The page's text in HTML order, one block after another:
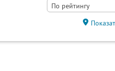
По рейтингу